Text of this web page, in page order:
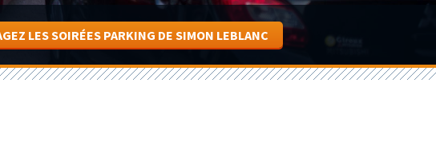
LES SOIRÉES PARKING DE SIMON LEBLANC